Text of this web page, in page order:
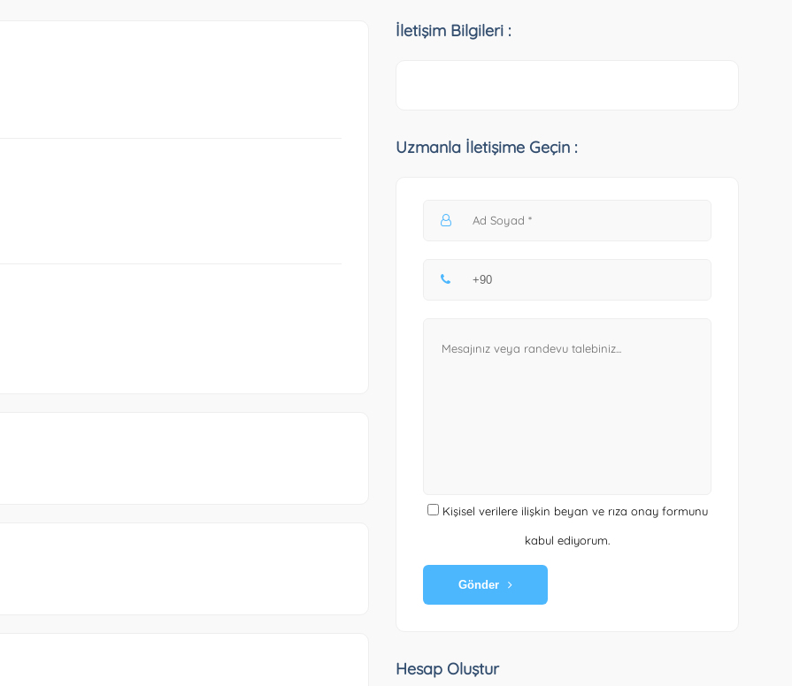
İletişim Bilgileri :
Uzmanla İletişime Geçin :
Kişisel verilere ilişkin beyan ve rıza onay formunu
kabul ediyorum.
Gönder
Hesap Oluştur